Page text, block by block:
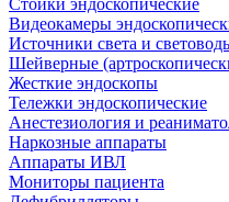
Стойки эндоскопические
Видеокамеры
Источники света и
Шейверные
Жесткие эндоскопы
Тележки эндоскопические
Анестезиология и
Наркозные аппараты
Аппараты ИВЛ
Мониторы пациента